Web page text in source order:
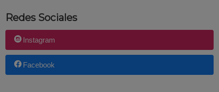
Redes Sociales
Instagram
Facebook